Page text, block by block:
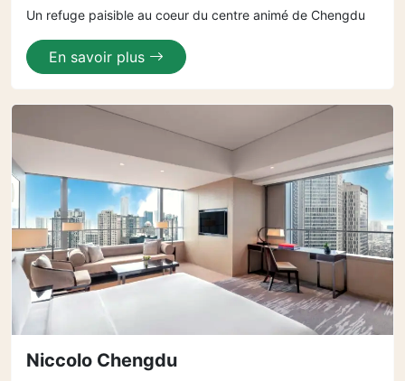
Un refuge paisible au coeur du centre animé de Chengdu
En savoir plus
Niccolo Chengdu